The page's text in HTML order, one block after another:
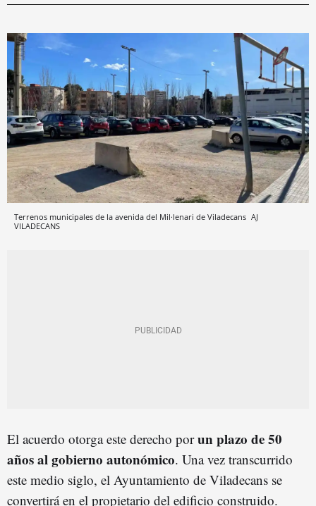
Terrenos municipales de la avenida del Mil·lenari de Viladecans AJ
VILADECANS
El acuerdo otorga este derecho porun plazo de 50
años al gobierno autonómico. Una vez transcurrido
este medio siglo, el Ayuntamiento de Viladecans se
convertirá en el propietario del edificio construido.